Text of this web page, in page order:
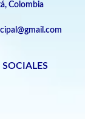
Colombia